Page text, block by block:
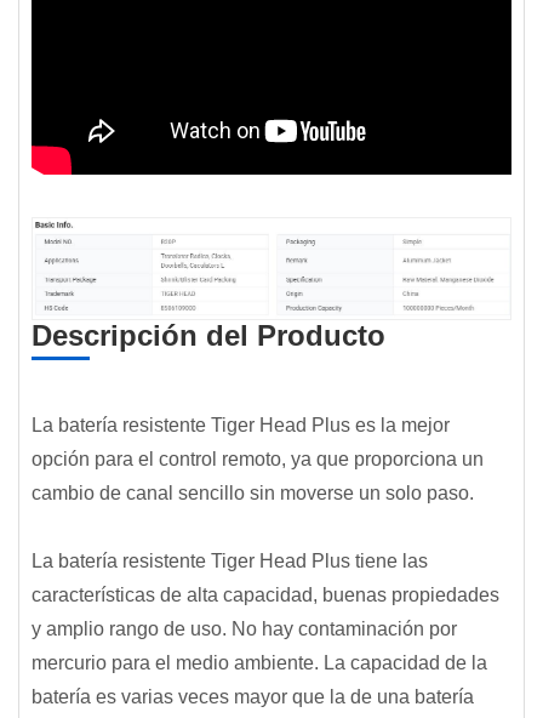
Descripción del Producto
La batería resistente Tiger Head Plus es la mejor
opción para el control remoto, ya que proporciona un
cambio de canal sencillo sin moverse un solo paso.
La batería resistente Tiger Head Plus tiene las
características de alta capacidad, buenas propiedades
y amplio rango de uso. No hay contaminación por
mercurio para el medio ambiente. La capacidad de la
batería es varias veces mayor que la de una batería